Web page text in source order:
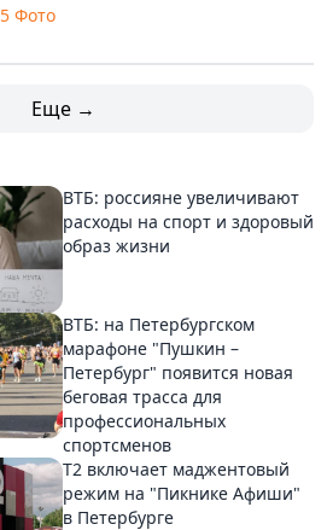
5 Фото
Еще →
ВТБ: россияне увеличивают
расходы на спорт и здоровый
образ жизни
ВТБ: на Петербургском
марафоне "Пушкин –
Петербург" появится новая
беговая трасса для
профессиональных
спортсменов
Т2 включает маджентовый
режим на "Пикнике Афиши"
в Петербурге